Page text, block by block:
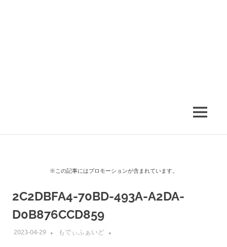
MENU
※この記事にはプロモーションが含まれています。
2C2DBFA4-70BD-493A-A2DA-
D0B876CCD859
2023-04-29 もでぃふぁいど